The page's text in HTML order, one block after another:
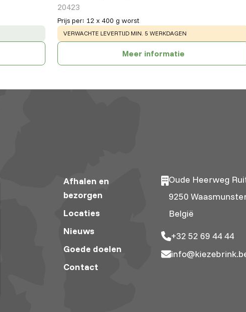
20423
Prijs per: 12 x 400 g worst
WARNING:
VERWACHTE LEVERTIJD MIN. 5 WERKDAGEN
Meer informatie
Afhalen en
bezorgen
Locaties
Nieuws
Goede doelen
Contact
Oude Heerweg
9250
België
+32 52 69 44 44